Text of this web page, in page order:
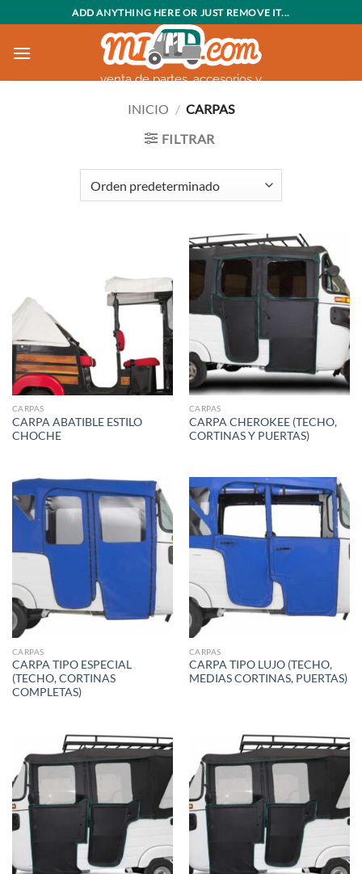
al
contenido
ADD ANYTHING HERE OR JUST REMOVE IT...
venta de partes, accesorios y
INICIO / CARPAS
FILTRAR
CARPAS
CARPA ABATIBLE ESTILO
CHOCHE
CARPAS
CARPA CHEROKEE (TECHO,
CORTINAS Y PUERTAS)
CARPAS
CARPA TIPO ESPECIAL
(TECHO, CORTINAS
COMPLETAS)
CARPAS
CARPA TIPO LUJO (TECHO,
MEDIAS CORTINAS, PUERTAS)